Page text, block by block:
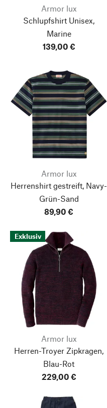
Armor lux
Schlupfshirt Unisex,
Marine
139,00 €
Armor lux
Herrenshirt gestreift, Navy-
Grün-Sand
89,90 €
Exklusiv
Armor lux
Herren-Troyer Zipkragen,
Blau-Rot
229,00 €